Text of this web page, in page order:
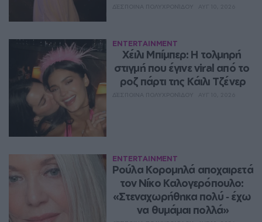
ENTERTAINMENT
Χέιλι Μπίμπερ: Η τολμηρή
στιγμή που έγινε viral από το
ροζ πάρτι της Κάιλι Τζένερ
ENTERTAINMENT
Ρούλα Κορομηλά αποχαιρετά
τον Νίκο Καλογερόπουλο:
«Στεναχωρήθηκα πολύ ‑ έχω
να θυμάμαι πολλά»